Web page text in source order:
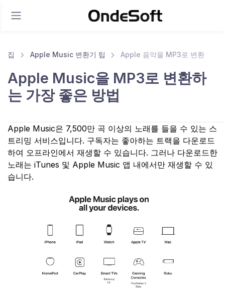
집 Apple Music 변환기 팁 Apple 음악을 MP3로 변환
Apple Music을 MP3로 변환하
는 가장 좋은 방법
Apple Music은 7,500만 곡 이상의 노래를 들을 수 있는 스
트리밍 서비스입니다. 구독자는 좋아하는 트랙을 다운로드
하여 오프라인에서 재생할 수 있습니다. 그러나 다운로드한
노래는 iTunes 및 Apple Music 앱 내에서만 재생할 수 있
습니다.